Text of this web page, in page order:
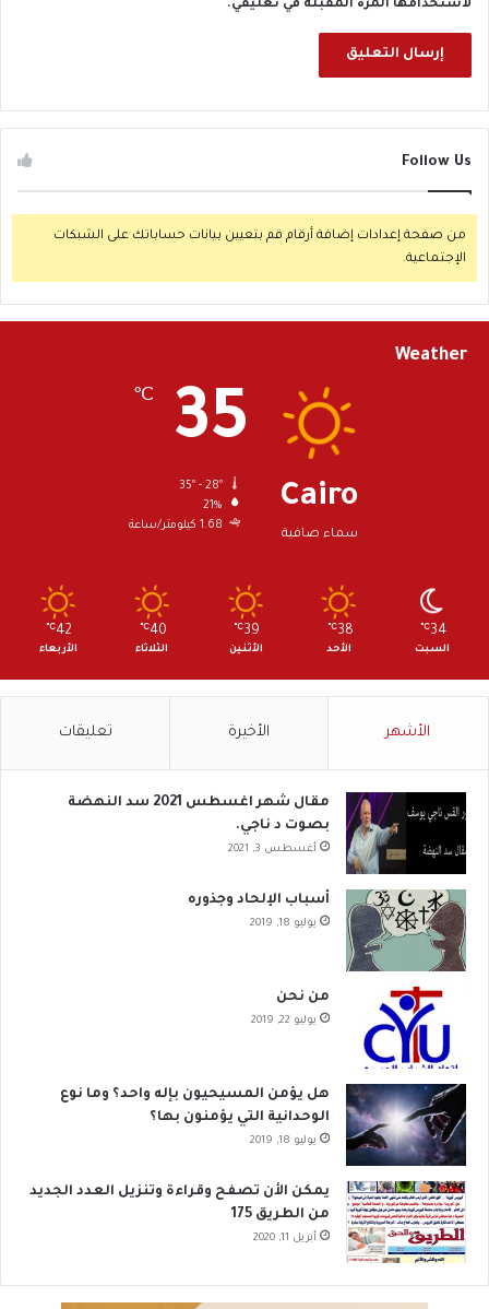
لاستخدامها المرة المقبلة في تعليقي.
Follow Us
من صفحة إعدادات إضافة أرقام قم بتعيين بيانات حساباتك على الشبكات
الإجتماعية.
Weather
Cairo
سماء صافية
35
℃
21%
1.68 كيلومتر/ساعة
34
℃
السبت
38
℃
الأحد
39
℃
الأثنين
40
℃
الثلاثاء
42
℃
الأربعاء
الأشهر الأخيرة تعليقات
مقال شهر اغسطس 2021 سد النهضة
بصوت د ناجي.
أغسطس 3, 2021
أسباب الإلحاد وجذوره
يوليو 18, 2019
من نحن
يوليو 22, 2019
هل يؤمن المسيحيون بإله واحد؟ وما نوع
الوحدانية التي يؤمنون بها؟
يوليو 18, 2019
يمكن الأن تصفح وقراءة وتنزيل العدد الجديد
من الطريق 175
أبريل 11, 2020